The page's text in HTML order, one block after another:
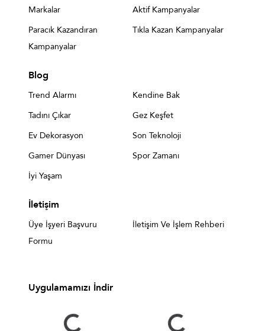
Markalar
Aktif Kampanyalar
Paracık Kazandıran
Kampanyalar
Tıkla Kazan Kampanyalar
Blog
Trend Alarmı
Kendine Bak
Tadını Çıkar
Gez Keşfet
Ev Dekorasyon
Son Teknoloji
Gamer Dünyası
Spor Zamanı
İyi Yaşam
İletişim
Üye İşyeri Başvuru
Formu
İletişim Ve İşlem Rehberi
Uygulamamızı İndir